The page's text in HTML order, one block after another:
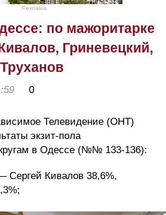
Реклама
по мажоритарке
Гриневецкий,
0
Телевидение (ОНТ)
экзит-пола
в Одессе (№№ 133-136):
Сергей Кивалов 38,6%,